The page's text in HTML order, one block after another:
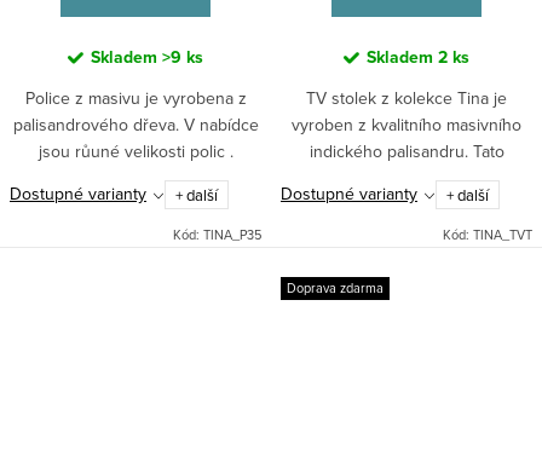
Skladem >9 ks
Police z masivu je vyrobena z
palisandrového dřeva. V nabídce
jsou růuné velikosti polic .
Kolekce Tina nabízí nábytek do
celého vašeho bytu - komody,
postele, lavice , židle,...
Dostupné varianty + další
Kód: TINA_P35
Skladem 2 ks
TV stolek z kolekce Tina je
vyroben z kvalitního masivního
indického palisandru. Tato
kolekce nabízí hned několikt typů
tv stolků - s úložným prostorem,
Dostupné varianty + další
Kód: TINA_TVT
Doprava zdarma